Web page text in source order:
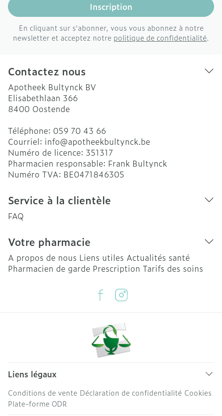
Inscription
En cliquant sur s'abonner, vous vous abonnez à notre
newsletter et acceptez notre politique de confidentialité.
Contactez nous
Apotheek Bultynck BV
Elisabethlaan 366
8400 Oostende
Téléphone: 059 70 43 66
Courriel: info@apotheekbultynck.be
Numéro de licence: 351317
Pharmacien responsable: Frank Bultynck
Numéro TVA: BE0471846305
Service à la clientèle
FAQ
Votre pharmacie
A propos de nous Liens utiles Actualités santé
Pharmacien de garde Prescription Tarifs des soins
Liens légaux
Conditions de vente Déclaration de confidentialité Cookies
Plate-forme ODR